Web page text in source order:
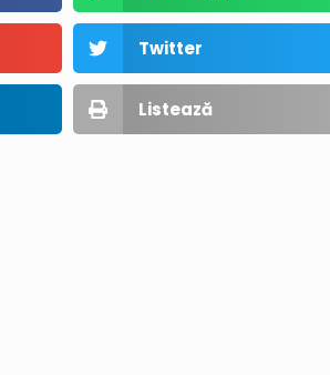
Twitter
Listează